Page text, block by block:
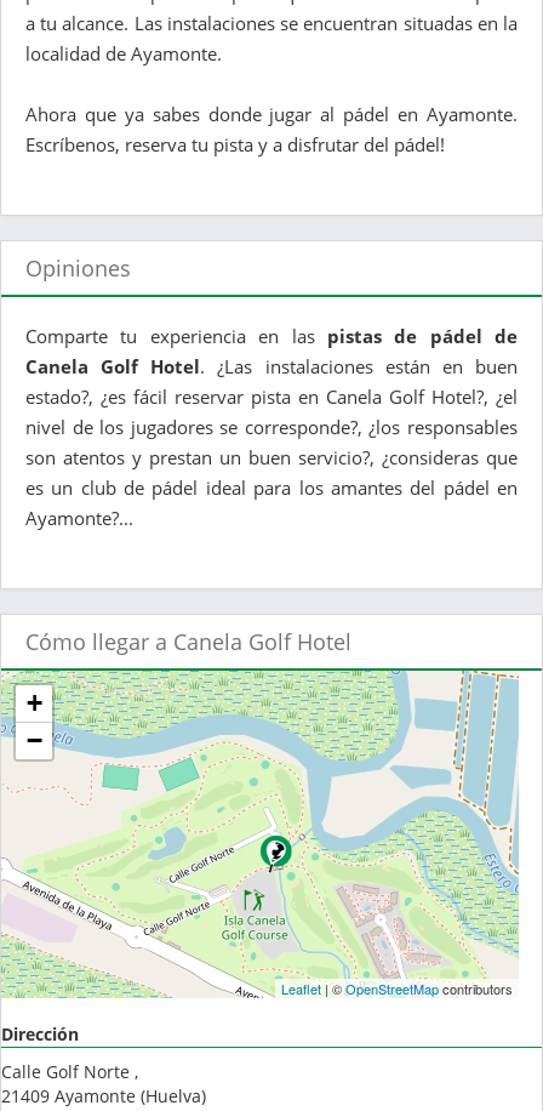
a tu alcance. Las instalaciones se encuentran situadas en la
localidad de Ayamonte.
Ahora que ya sabes donde jugar al pádel en Ayamonte.
Escríbenos, reserva tu pista y a disfrutar del pádel!
Opiniones
Comparte tu experiencia en las pistas de pádel de
Canela Golf Hotel. ¿Las instalaciones están en buen
estado?, ¿es fácil reservar pista en Canela Golf Hotel?, ¿el
nivel de los jugadores se corresponde?, ¿los responsables
son atentos y prestan un buen servicio?, ¿consideras que
es un club de pádel ideal para los amantes del pádel en
Ayamonte?...
Cómo llegar a Canela Golf Hotel
+
−
Leaflet| ©OpenStreetMapcontributors
Dirección
Calle Golf Norte ,
21409 Ayamonte (Huelva)